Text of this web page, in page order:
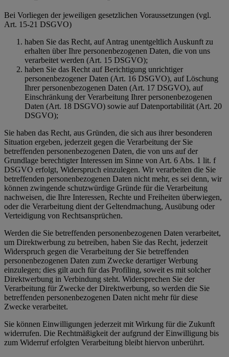
Bei Vorliegen der jeweiligen gesetzlichen Voraussetzungen (vgl.
Art. 15-21 DSGVO)
haben Sie das Recht, auf Antrag unentgeltlich Auskunft zu
erhalten über Ihre personenbezogenen Daten, die von uns
verarbeitet werden (Art. 15 DSGVO);
haben Sie das Recht auf Berichtigung unrichtiger
personenbezogener Daten (Art. 16 DSGVO), auf Löschung
Ihrer personenbezogenen Daten (Art. 17 DSGVO), auf
Einschränkung der Verarbeitung Ihrer personenbezogenen
Daten (Art. 18 DSGVO) sowie auf Datenportabilität (Art. 20
DSGVO);
Sie haben das Recht, aus Gründen, die sich aus ihrer besonderen
Situation ergeben, jederzeit gegen die Verarbeitung der Sie
betreffenden personenbezogenen Daten, die von uns auf der
Grundlage berechtigter Interessen im Sinne von Art. 6 Abs. 1 lit. f
DSGVO erfolgt, Widerspruch einzulegen. Wir verarbeiten die Sie
betreffenden personenbezogenen Daten nicht mehr, es sei denn, wir
können zwingende schutzwürdige Gründe für die Verarbeitung
nachweisen, die Ihre Interessen, Rechte und Freiheiten überwiegen,
oder die Verarbeitung dient der Geltendmachung, Ausübung oder
Verteidigung von Rechtsansprüchen.
Werden die Sie betreffenden personenbezogenen Daten verarbeitet,
um Direktwerbung zu betreiben, haben Sie das Recht, jederzeit
Widerspruch gegen die Verarbeitung der Sie betreffenden
personenbezogenen Daten zum Zwecke derartiger Werbung
einzulegen; dies gilt auch für das Profiling, soweit es mit solcher
Direktwerbung in Verbindung steht. Widersprechen Sie der
Verarbeitung für Zwecke der Direktwerbung, so werden die Sie
betreffenden personenbezogenen Daten nicht mehr für diese
Zwecke verarbeitet.
Sie können Einwilligungen jederzeit mit Wirkung für die Zukunft
widerrufen. Die Rechtmäßigkeit der aufgrund der Einwilligung bis
zum Widerruf erfolgten Verarbeitung bleibt hiervon unberührt.